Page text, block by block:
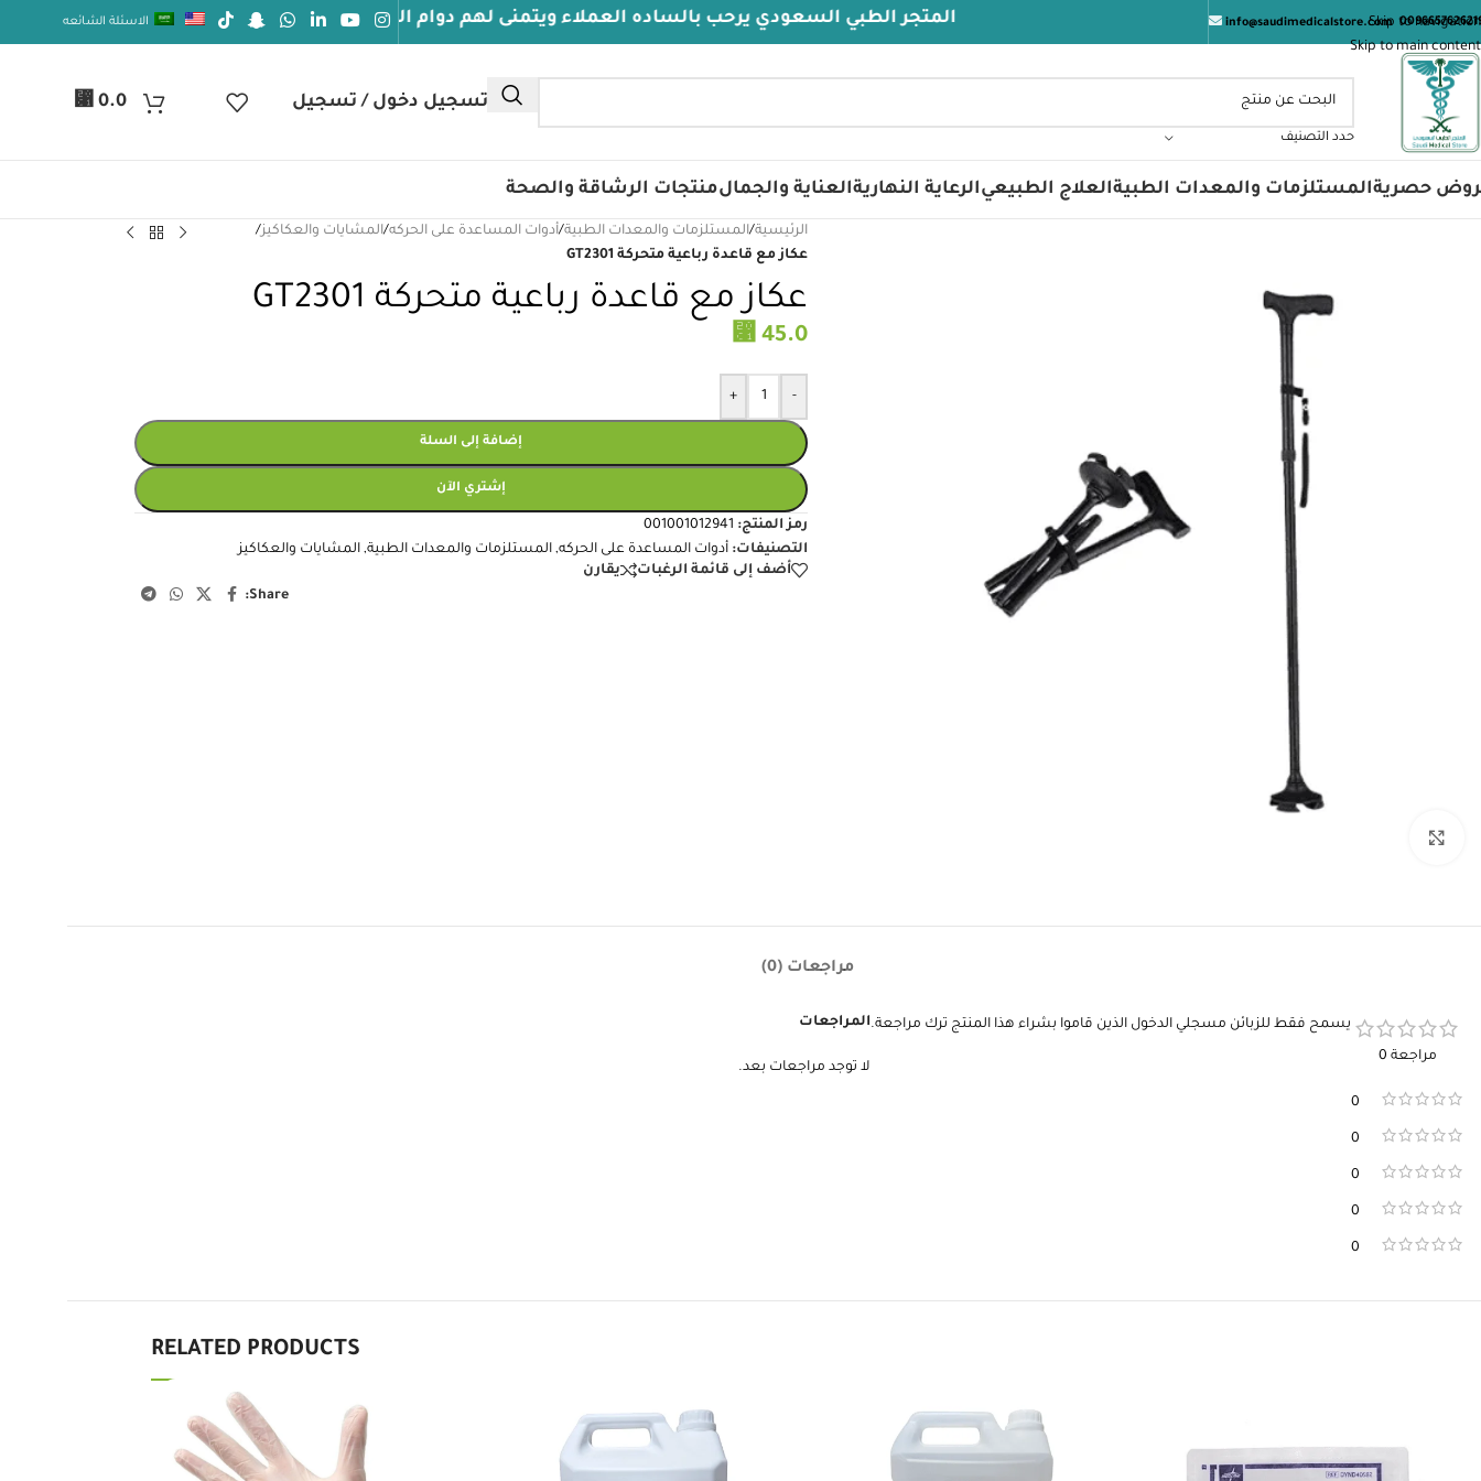
Skip to navigation
Skip to main content
info@saudimedicalstore.com المتجر الطبي السعودي يرحب بالساده العملاء ويتمنى لهم دوام الصحة والعافيه الاسئلة الشائعه
حدد التصنيف
تسجيل دخول / تسجيل ⃁ 0.0
حصريةالمستلزمات والمعدات الطبيةالعلاج الطبيعيالرعاية النهاريةالعناية والجمالمنتجات الرشاقة والصحة
الرئيسية/المستلزمات والمعدات الطبية/أدوات المساعدة على الحركه/المشايات والعكاكيز/
عكاز مع قاعدة رباعية متحركة GT2301
عكاز مع قاعدة رباعية متحركة GT2301
⃁ 45.0
-
+
إضافة إلى السلة
إشتري الآن
رمز المنتج: 001001012941
التصنيفات: أدوات المساعدة على الحركه, المستلزمات والمعدات الطبية, المشايات والعكاكيز
أضف إلى قائمة الرغبات
يقارن
Share:
مراجعات (0)
مراجعة 0
0
0
0
0
0
المراجعات
لا توجد مراجعات بعد.
يسمح فقط للزبائن مسجلي الدخول الذين قاموا بشراء هذا المنتج ترك مراجعة.
RELATED PRODUCTS